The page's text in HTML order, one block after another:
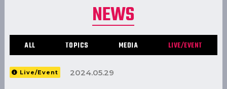
NEWS
ALL TOPICS MEDIA LIVE/EVENT
Live/Event 2024.05.29